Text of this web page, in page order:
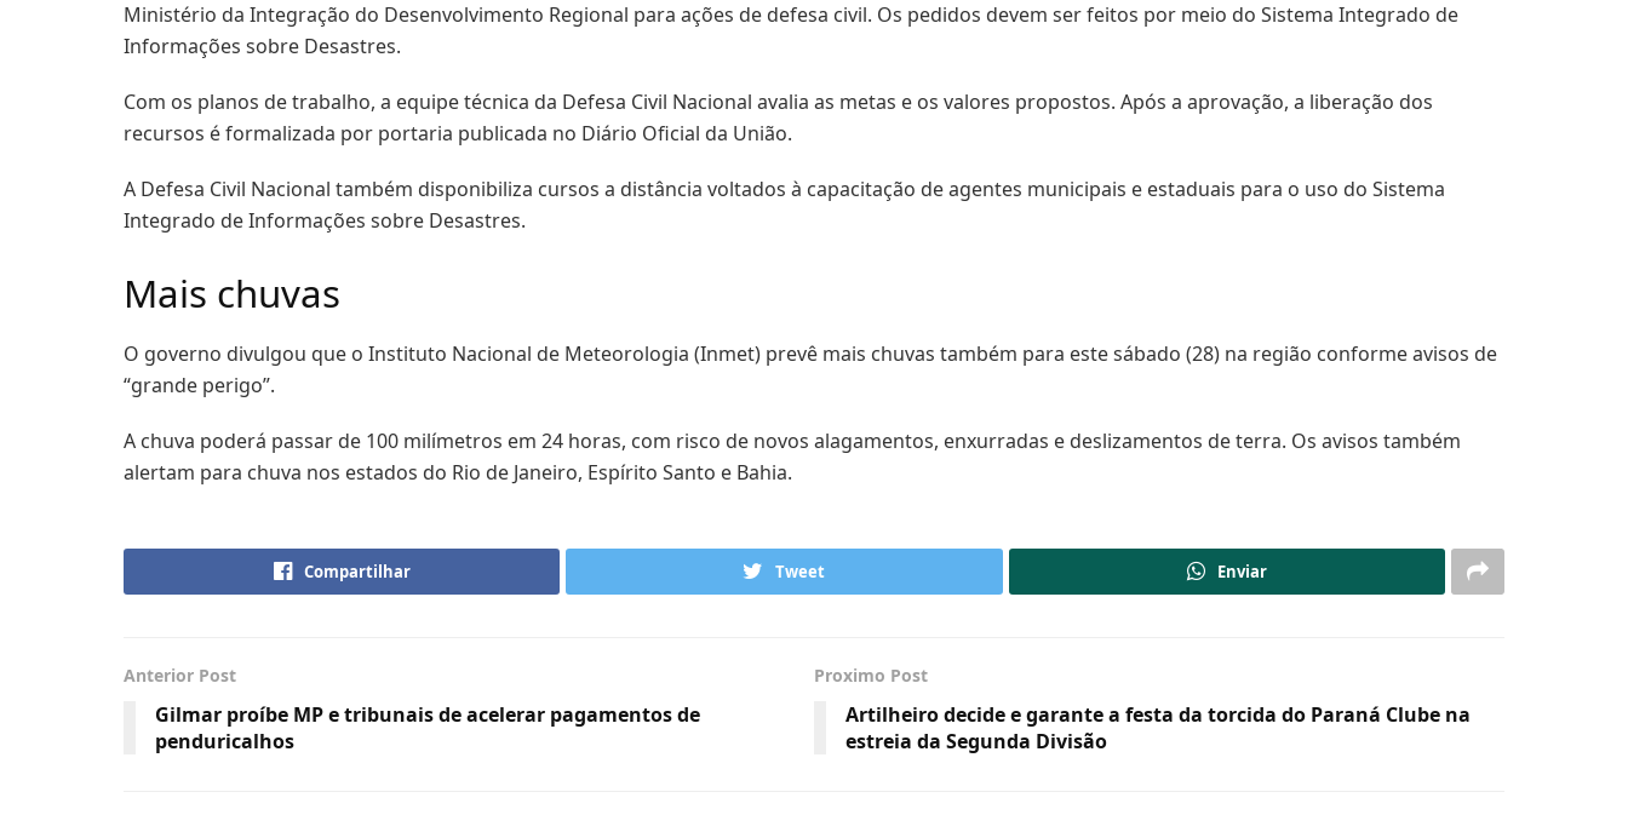
Ministério da Integração do Desenvolvimento Regional para ações de defesa civil. Os pedidos devem ser feitos por meio do Sistema Integrado de
Informações sobre Desastres.
Com os planos de trabalho, a equipe técnica da Defesa Civil Nacional avalia as metas e os valores propostos. Após a aprovação, a liberação dos
recursos é formalizada por portaria publicada no Diário Oficial da União.
A Defesa Civil Nacional também disponibiliza cursos a distância voltados à capacitação de agentes municipais e estaduais para o uso do Sistema
Integrado de Informações sobre Desastres.
Mais chuvas
O governo divulgou que o Instituto Nacional de Meteorologia (Inmet) prevê mais chuvas também para este sábado (28) na região conforme avisos de
“grande perigo”.
A chuva poderá passar de 100 milímetros em 24 horas, com risco de novos alagamentos, enxurradas e deslizamentos de terra. Os avisos também
alertam para chuva nos estados do Rio de Janeiro, Espírito Santo e Bahia.
Compartilhar Tweet Enviar
Anterior Post
Gilmar proíbe MP e tribunais de acelerar pagamentos de
penduricalhos
Proximo Post
Artilheiro decide e garante a festa da torcida do Paraná Clube na
estreia da Segunda Divisão